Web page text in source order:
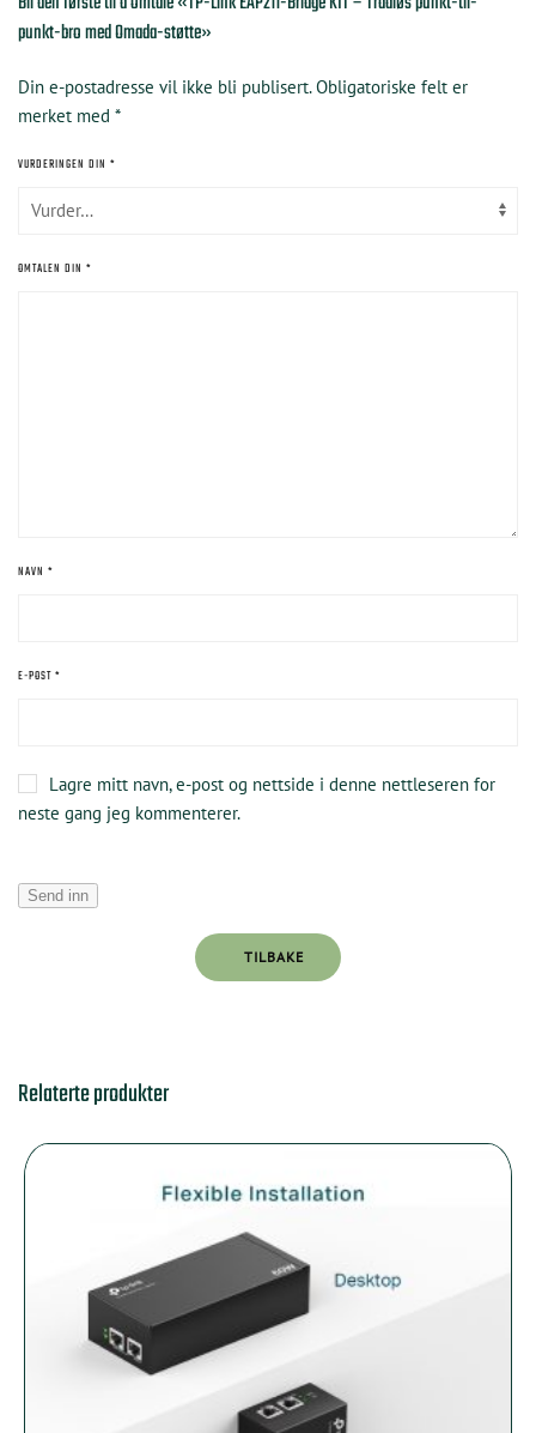
punkt-bro med Omada-støtte»
Din e-postadresse vil ikke bli publisert. Obligatoriske felt er
merket med *
VURDERINGEN DIN *
OMTALEN DIN *
NAVN *
E-POST*
Lagre mitt navn, e-post og nettside i denne nettleseren for
neste gang jeg kommenterer.
TILBAKE
Relaterte produkter